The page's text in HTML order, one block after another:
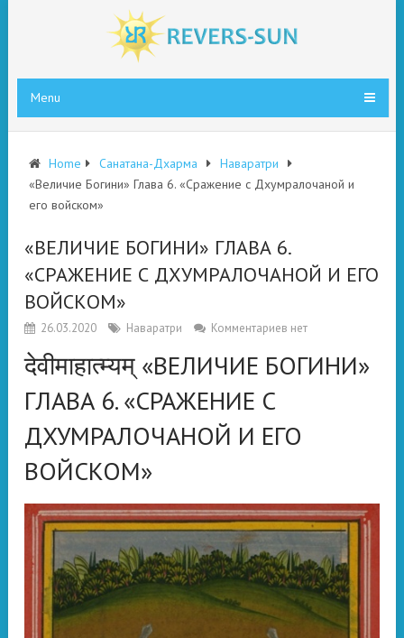
Menu
Home Санатана-Дхарма
Наваратри
«Величие Богини» Глава 6. «Сражение с Дхумралочаной и
его войском»
«ВЕЛИЧИЕ БОГИНИ» ГЛАВА 6.
«СРАЖЕНИЕ С ДХУМРАЛОЧАНОЙ И ЕГО
ВОЙСКОМ»
26.03.2020 Наваратри Комментариев нет
देवीमाहात्म्यम् «ВЕЛИЧИЕ БОГИНИ»
ГЛАВА 6. «СРАЖЕНИЕ С
ДХУМРАЛОЧАНОЙ И ЕГО
ВОЙСКОМ»